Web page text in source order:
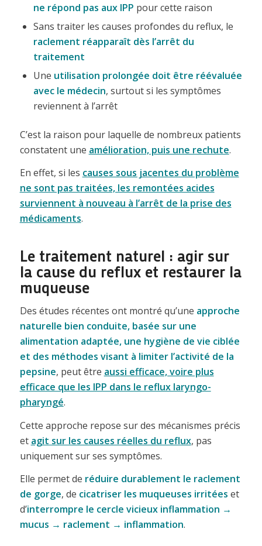
ne répond pas aux IPP pour cette raison
Sans traiter les causes profondes du reflux, le
raclement réapparaît dès l’arrêt du
traitement
Une utilisation prolongée doit être réévaluée
avec le médecin, surtout si les symptômes
reviennent à l’arrêt
C’est la raison pour laquelle de nombreux patients
constatent une amélioration, puis une rechute.
En effet, si les causes sous jacentes du problème
ne sont pas traitées, les remontées acides
surviennent à nouveau à l’arrêt de la prise des
médicaments.
Le traitement naturel : agir sur
la cause du reflux et restaurer la
muqueuse
Des études récentes ont montré qu’une approche
naturelle bien conduite, basée sur une
alimentation adaptée, une hygiène de vie ciblée
et des méthodes visant à limiter l’activité de la
pepsine, peut être aussi efficace, voire plus
efficace que les IPP dans le reflux laryngo-
pharyngé.
Cette approche repose sur des mécanismes précis
et agit sur les causes réelles du reflux, pas
uniquement sur ses symptômes.
Elle permet de réduire durablement le raclement
de gorge, de cicatriser les muqueuses irritées et
d’interrompre le cercle vicieux inflammation →
mucus → raclement → inflammation.